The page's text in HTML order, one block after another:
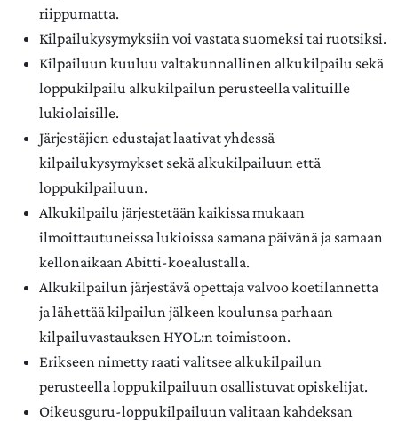
riippumatta.
Kilpailukysymyksiin voi vastata suomeksi tai ruotsiksi.
Kilpailuun kuuluu valtakunnallinen alkukilpailu sekä
loppukilpailu alkukilpailun perusteella valituille
lukiolaisille.
Järjestäjien edustajat laativat yhdessä
kilpailukysymykset sekä alkukilpailuun että
loppukilpailuun.
Alkukilpailu järjestetään kaikissa mukaan
ilmoittautuneissa lukioissa samana päivänä ja samaan
kellonaikaan Abitti-koealustalla.
Alkukilpailun järjestävä opettaja valvoo koetilannetta
ja lähettää kilpailun jälkeen koulunsa parhaan
kilpailuvastauksen HYOL:n toimistoon.
Erikseen nimetty raati valitsee alkukilpailun
perusteella loppukilpailuun osallistuvat opiskelijat.
Oikeusguru-loppukilpailuun valitaan kahdeksan